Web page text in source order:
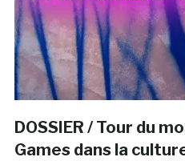
DOSSIER / Tour du
Games dans la